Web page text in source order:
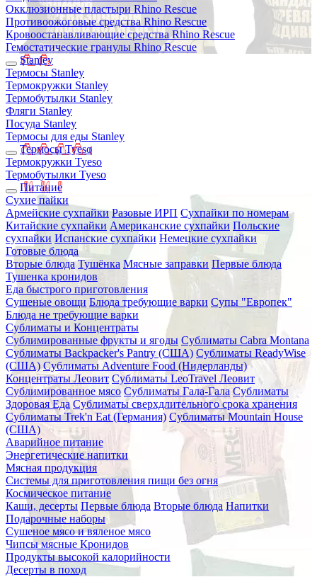
Окклюзионные пластыри Rhino Rescue
Противоожоговые средства Rhino Rescue
Кровоостанавливающие средства Rhino Rescue
Гемостатические гранулы Rhino Rescue
Stanley
Термосы Stanley
Термокружки Stanley
Термобутылки Stanley
Фляги Stanley
Посуда Stanley
Термосы для еды Stanley
Термосы Tyeso
Термокружки Tyeso
Термобутылки Tyeso
Питание
Сухие пайки
Армейские сухпайки Разовые ИРП Сухпайки по номерам
Китайские сухпайки Американские сухпайки Польские
сухпайки Испанские сухпайки Немецкие сухпайки
Готовые блюда
Вторые блюда Тушёнка Мясные заправки Первые блюда
Тушенка кронидов
Еда быстрого приготовления
Сушеные овощи Блюда требующие варки Супы "Европек"
Блюда не требующие варки
Сублиматы и Концентраты
Сублимированные фрукты и ягоды Сублиматы Cabra Montana
Сублиматы Backpacker's Pantry (США) Сублиматы ReadyWise
(США) Сублиматы Adventure Food (Нидерланды)
Концентраты Леовит Сублиматы LeoTravel Леовит
Сублимированное мясо Сублиматы Гала-Гала Сублиматы
Здоровая Еда Сублиматы сверхдлительного срока хранения
Сублиматы Trek'n Eat (Германия) Сублиматы Mountain House
(США)
Аварийное питание
Энергетические напитки
Мясная продукция
Системы для приготовления пищи без огня
Космическое питание
Каши, десерты Первые блюда Вторые блюда Напитки
Подарочные наборы
Сушеное мясо и вяленое мясо
Чипсы мясные Кронидов
Продукты высокой калорийности
Десерты в поход